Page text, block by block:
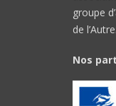
groupe
de l’Autre.
Nos